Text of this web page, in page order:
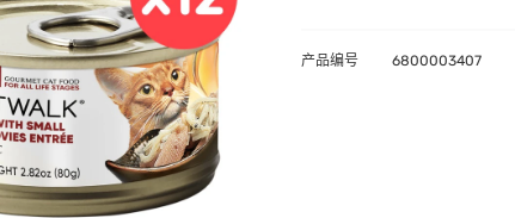
产品编号 6800003407